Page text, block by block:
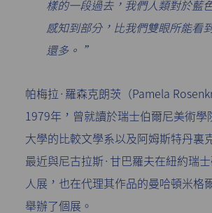
樣的一段過去，我們人類對於藍
感知到部分，比我們雙眼所能看
還多。 ”
帕梅拉·羅森克朗茨（Pamela
1979年，曾就讀於瑞士伯爾尼美術學
大學的比較文學系以及阿姆斯特丹裏
最近與尼古拉斯·甘巴羅夫在紐約瑞
人展，也在代理其作品的曼哈頓米格
舉辦了個展。